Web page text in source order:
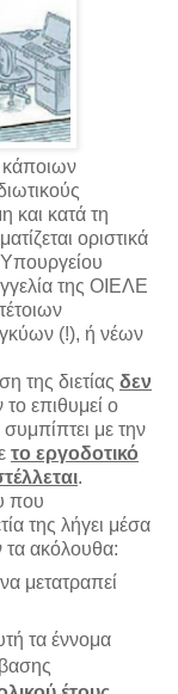
και κατά τη
οριστικά
της ΟΙΕΛΕ
(!), ή νέων
της διετίας δεν
το επιθυμεί ο
με την
το εργοδοτικό
.
που
της λήγει μέσα
ακόλουθα:
μετατραπεί
τα έννομα